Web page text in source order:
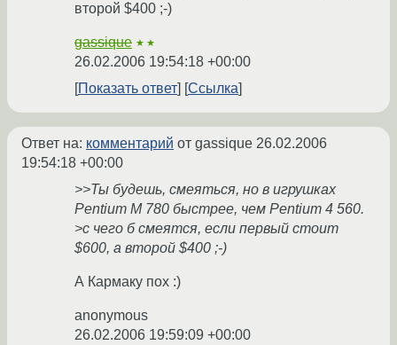
второй $400 ;-)
gassique ★★
26.02.2006 19:54:18 +00:00
Показать ответ
Ссылка
Ответ на: комментарий от gassique 26.02.2006
19:54:18 +00:00
>>Ты будешь, смеяться, но в игрушках
Pentium M 780 быстрее, чем Pentium 4 560.
>с чего б смеятся, если первый стоит
$600, а второй $400 ;-)
А Кармаку пох :)
anonymous
26.02.2006 19:59:09 +00:00